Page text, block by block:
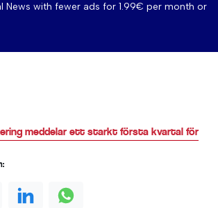
News with fewer ads for 1.99€ per month or
meddelar ett starkt första kvartal för